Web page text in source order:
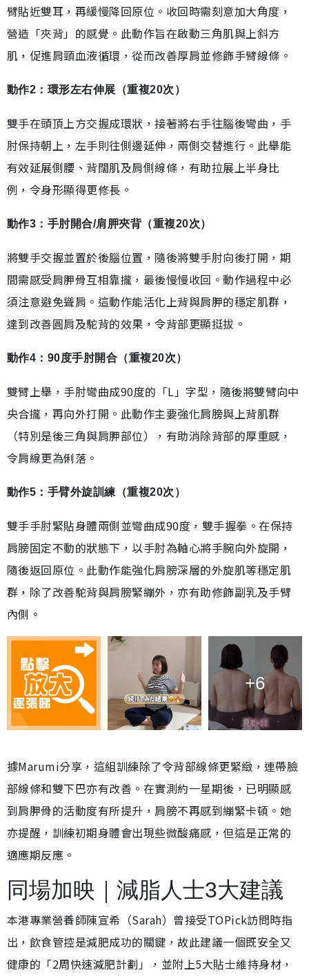
臂貼近雙耳，再緩慢降回原位。收回時需刻意加大角度，
營造「夾背」的感覺。此動作旨在啟動三角肌與上斜方
肌，促進肩頸血液循環，從而改善厚肩並修飾手臂線條。
動作2：環形左右伸展（重複20次）
雙手在頭頂上方交握成環狀，接著將右手往腦後彎曲，手
肘保持朝上，左手則往側邊延伸，兩側交替進行。此舉能
有效延展側腰、背闊肌及肩側線條，有助拉展上半身比
例，令身形顯得更修長。
動作3：手肘開合/肩胛夾背（重複20次）
將雙手交握並置於後腦位置，隨後將雙手肘向後打開，期
間需感受肩胛骨互相靠攏，最後慢慢收回。動作過程中必
須注意避免聳肩。這動作能活化上背與肩胛的穩定肌群，
達到改善圓肩及駝背的效果，令背部更顯挺拔。
動作4：90度手肘開合（重複20次）
雙臂上舉，手肘彎曲成90度的「L」字型，隨後將雙臂向中
央合攏，再向外打開。此動作主要強化肩膀與上背肌群
（特別是後三角與肩胛部位），有助消除背部的厚重感，
令肩線更為俐落。
動作5：手臂外旋訓練（重複20次）
雙手手肘緊貼身體兩側並彎曲成90度，雙手握拳。在保持
肩膀固定不動的狀態下，以手肘為軸心將手腕向外旋開，
隨後返回原位。此動作能強化肩膀深層的外旋肌等穩定肌
群，除了改善駝背與肩膀緊繃外，亦有助修飾副乳及手臂
內側。
+6
據Marumi分享，這組訓練除了令背部線條更緊緻，連帶臉
部線條和雙下巴亦有改善。在實測約一星期後，已明顯感
到肩胛骨的活動度有所提升，肩膀不再感到繃緊卡頓。她
亦提醒，訓練初期身體會出現些微酸痛感，但這是正常的
適應期反應。
同場加映｜減脂人士3大建議
本港專業營養師陳宣希（Sarah）曾接受TOPick訪問時指
出，飲食管控是減肥成功的關鍵，故此建議一個既安全又
健康的「2周快速減肥計劃」，並附上5大貼士維持身材，